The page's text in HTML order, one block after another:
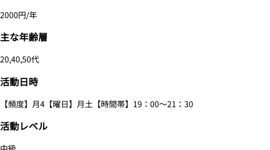
2000円/年
主な年齢層
20,40,50代
活動日時
【頻度】月4【曜日】月土【時間帯】19：00～21：30
活動レベル